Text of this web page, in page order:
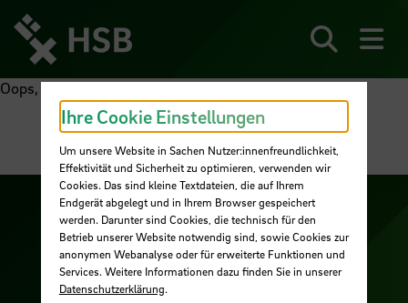
zum
Seiteninhalt
springen
Oops, an error occurred! Request: 12f99e97696bc
Zu unserer Instagram Seite
Zu unserer Facebook
Zu unserer
Zu unserer
Ihre Cookie Einstellungen
Um unsere Website in Sachen Nutzer:innenfreundlichkeit,
Effektivität und Sicherheit zu optimieren, verwenden wir
Cookies. Das sind kleine Textdateien, die auf Ihrem
Endgerät abgelegt und in Ihrem Browser gespeichert
werden. Darunter sind Cookies, die technisch für den
Betrieb unserer Website notwendig sind, sowie Cookies zur
anonymen Webanalyse oder für erweiterte Funktionen und
Services. Weitere Informationen dazu finden Sie in unserer
Datenschutzerklärung.